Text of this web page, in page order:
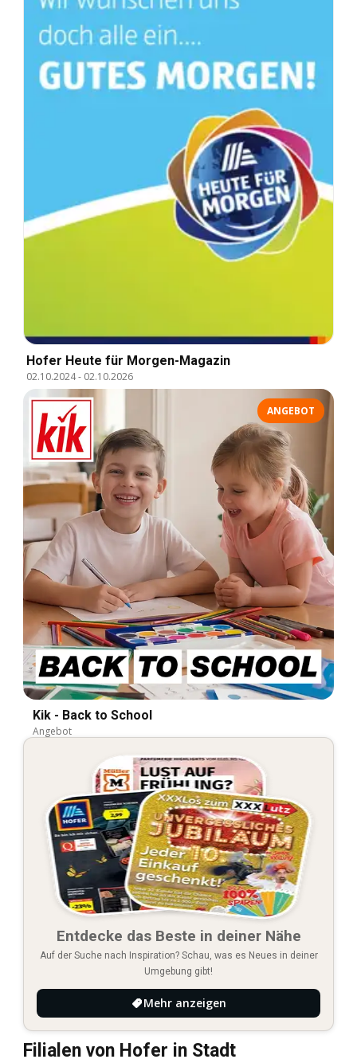
Hofer Heute für Morgen-Magazin
02.10.2024- 02.10.2026
ANGEBOT
Kik - Back to School
Angebot
Entdecke das Beste in deiner Nähe
Auf der Suche nach Inspiration? Schau, was es Neues in deiner
Umgebung gibt!
Mehr anzeigen
Filialen von Hofer in Stadt